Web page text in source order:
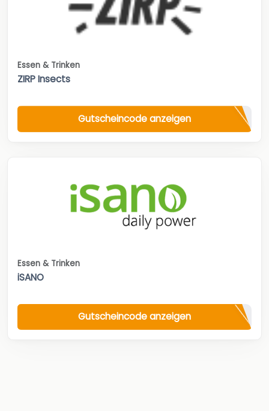
Essen & Trinken
ZIRP Insects
Gutscheincode anzeigen
Essen & Trinken
iSANO
Gutscheincode anzeigen